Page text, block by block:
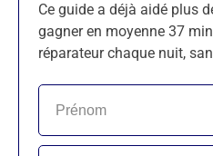
Ce guide a déjà aidé plus
gagner en moyenne 37
réparateur chaque nuit,